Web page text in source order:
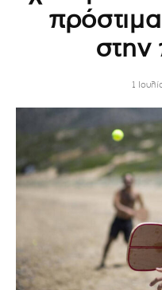
στην
1